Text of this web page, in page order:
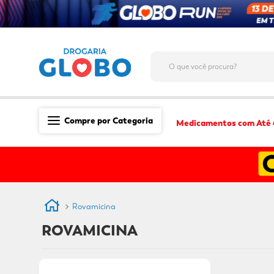
Compre por Categoria
Mãe e Filho
Higiene & Beleza
Medicamentos com Até
Rovamicina
ROVAMICINA